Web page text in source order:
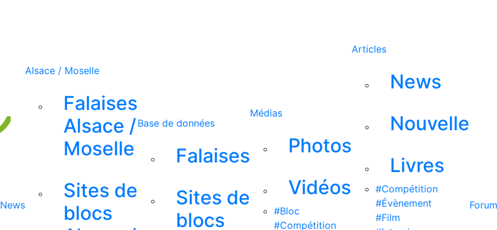
News
Alsace / Moselle
Falaises
Alsace /
Moselle
Sites de
blocs
Base de données
Falaises
Sites de
blocs
Médias
Photos
Vidéos
#Bloc
#Compétition
Articles
News
Nouvelle
Livres
#Compétition
#Évènement
#Film
Forum